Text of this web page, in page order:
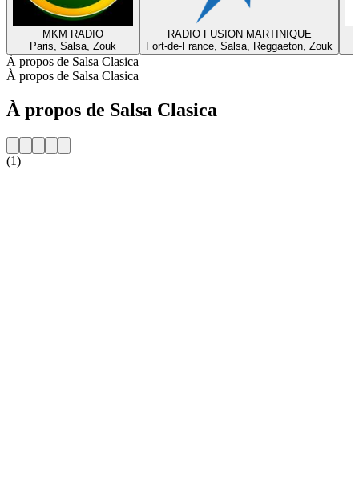
MKM RADIO
Paris, Salsa, Zouk
RADIO FUSION MARTINIQUE
Fort-de-France, Salsa, Reggaeton, Zouk
À propos de Salsa Clasica
À propos de Salsa Clasica
À propos de Salsa Clasica
(1)